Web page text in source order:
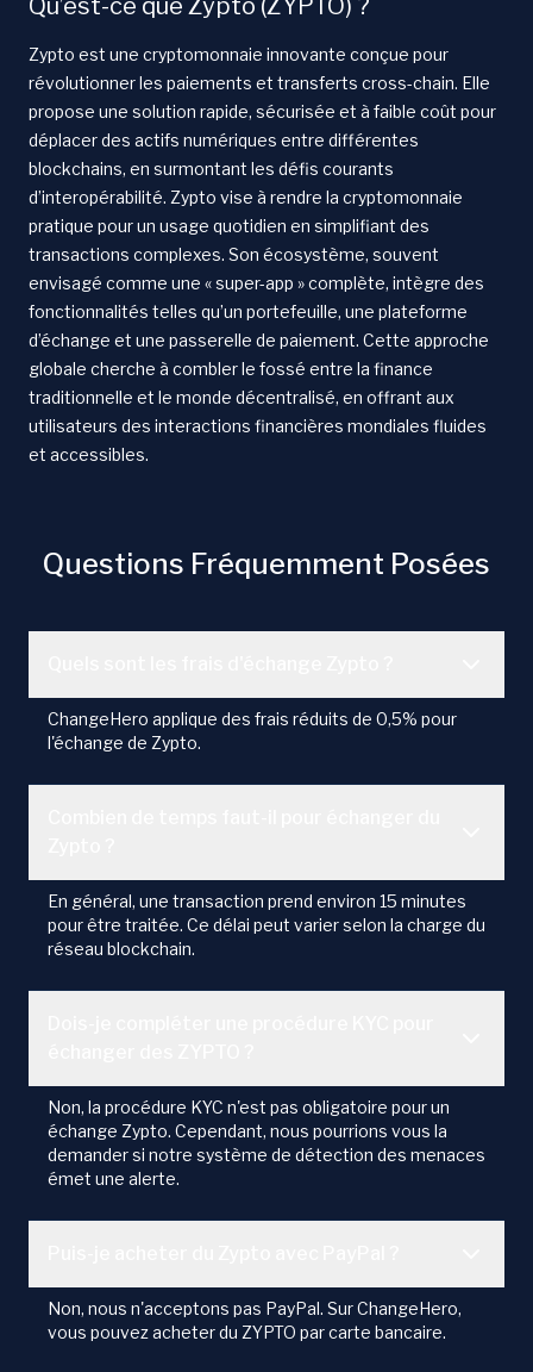
Qu’est-ce que Zypto (ZYPTO) ?
Zypto est une cryptomonnaie innovante conçue pour
révolutionner les paiements et transferts cross-chain. Elle
propose une solution rapide, sécurisée et à faible coût pour
déplacer des actifs numériques entre différentes
blockchains, en surmontant les défis courants
d’interopérabilité. Zypto vise à rendre la cryptomonnaie
pratique pour un usage quotidien en simplifiant des
transactions complexes. Son écosystème, souvent
envisagé comme une « super-app » complète, intègre des
fonctionnalités telles qu’un portefeuille, une plateforme
d’échange et une passerelle de paiement. Cette approche
globale cherche à combler le fossé entre la finance
traditionnelle et le monde décentralisé, en offrant aux
utilisateurs des interactions financières mondiales fluides
et accessibles.
Questions Fréquemment Posées
ChangeHero applique des frais réduits de 0,5% pour
l'échange de Zypto.
En général, une transaction prend environ 15 minutes
pour être traitée. Ce délai peut varier selon la charge du
réseau blockchain.
Non, la procédure KYC n'est pas obligatoire pour un
échange Zypto. Cependant, nous pourrions vous la
demander si notre système de détection des menaces
émet une alerte.
Non, nous n'acceptons pas PayPal. Sur ChangeHero,
vous pouvez acheter du ZYPTO par carte bancaire.